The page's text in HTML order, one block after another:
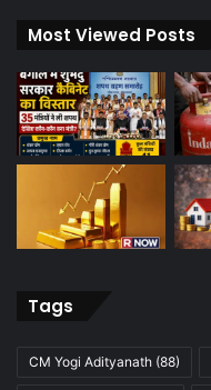
Most Viewed Posts
Tags
CM Yogi Adityanath (88)